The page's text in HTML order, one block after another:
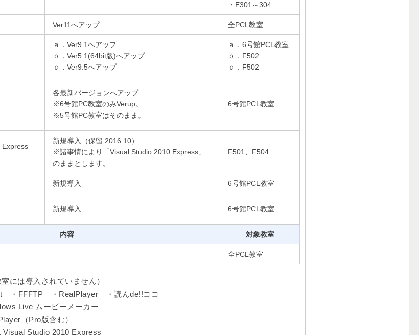
・E301～304
Ver11へアップ 全PCL教室
ａ．Ver9.1へアップ
ｂ．Ver5.1(64bit版)へアップ
ｃ．Ver9.5へアップ
ａ．6号館PCL教室
ｂ．F502
ｃ．F502
各最新バージョンへアップ
※6号館PC教室のみVerup。
※5号館PC教室はそのまま。
6号館PCL教室
Express
新規導入（保留 2016.10）
※諸事情により「Visual Studio 2010 Express」
のままとします。
F501、F504
新規導入 6号館PCL教室
新規導入 6号館PCL教室
内容 対象教室
全PCL教室
には導入されていません）
・FFFTP ・RealPlayer ・読んde!!ココ
Live ムービーメーカー
（Pro版含む）
Studio 2010 Express